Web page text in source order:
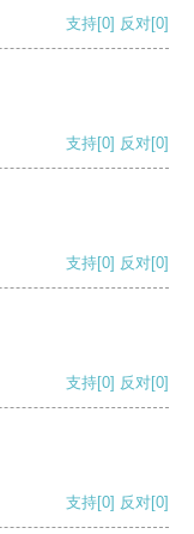
支持[0] 反对[0]
支持[0] 反对[0]
支持[0] 反对[0]
支持[0] 反对[0]
支持[0] 反对[0]